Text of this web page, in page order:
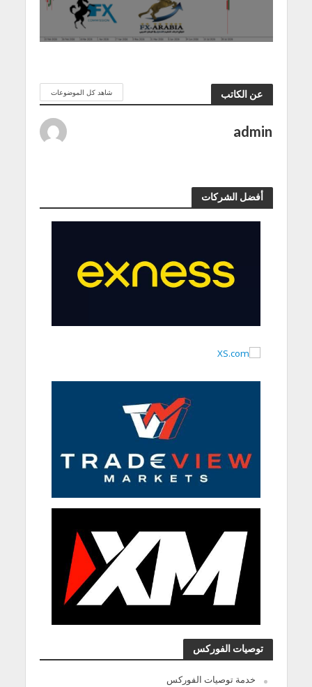
عن الكاتب شاهد كل الموضوعات
admin
أفضل الشركات
توصيات الفوركس
خدمة توصيات الفوركس